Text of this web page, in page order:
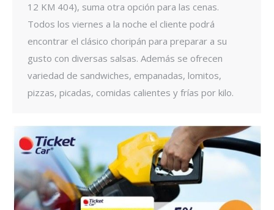
12 KM 404), suma otra opción para las cenas.
Todos los viernes a la noche el cliente podrá
encontrar el clásico choripán para preparar a su
gusto con diversas salsas. Además se ofrecen
variedad de sandwiches, empanadas, lomitos,
pizzas, picadas, comidas calientes y frías por kilo.